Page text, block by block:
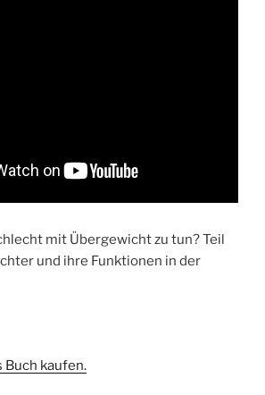
mit Übergewicht zu tun? Teil
und ihre Funktionen in der
Buch kaufen.